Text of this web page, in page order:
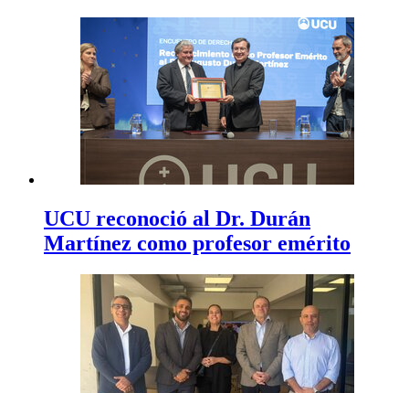
UCU reconoció al Dr. Durán
Martínez como profesor emérito